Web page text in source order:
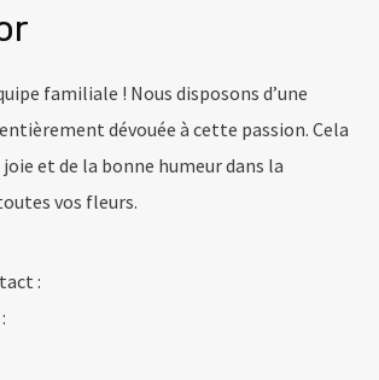
familiale ! Nous disposons d’une
dévouée à cette passion. Cela
et de la bonne humeur dans la
vos fleurs.
: